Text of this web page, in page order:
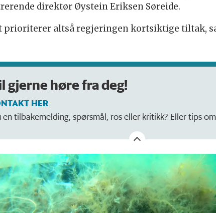
direktør Øystein Eriksen Søreide.
prioriterer altså regjeringen kortsiktige tiltak,
gjerne høre fra deg!
HER
en tilbakemelding, spørsmål, ros eller kritikk? Eller tips